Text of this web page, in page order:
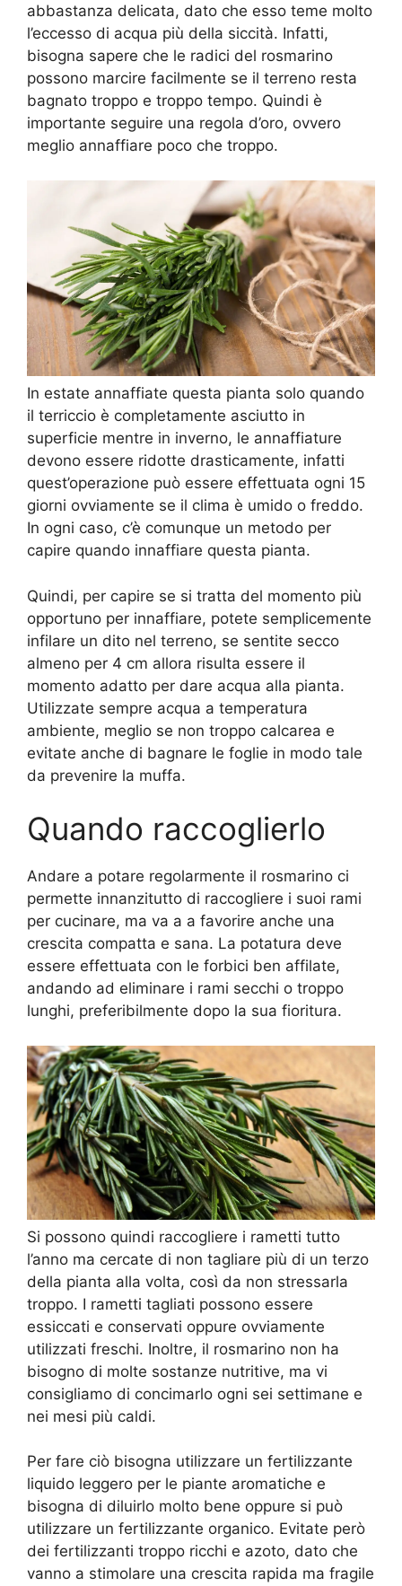
abbastanza delicata, dato che esso teme molto
l’eccesso di acqua più della siccità. Infatti,
bisogna sapere che le radici del rosmarino
possono marcire facilmente se il terreno resta
bagnato troppo e troppo tempo. Quindi è
importante seguire una regola d’oro, ovvero
meglio annaffiare poco che troppo.
In estate annaffiate questa pianta solo quando
il terriccio è completamente asciutto in
superficie mentre in inverno, le annaffiature
devono essere ridotte drasticamente, infatti
quest’operazione può essere effettuata ogni 15
giorni ovviamente se il clima è umido o freddo.
In ogni caso, c’è comunque un metodo per
capire quando innaffiare questa pianta.
Quindi, per capire se si tratta del momento più
opportuno per innaffiare, potete semplicemente
infilare un dito nel terreno, se sentite secco
almeno per 4 cm allora risulta essere il
momento adatto per dare acqua alla pianta.
Utilizzate sempre acqua a temperatura
ambiente, meglio se non troppo calcarea e
evitate anche di bagnare le foglie in modo tale
da prevenire la muffa.
Quando raccoglierlo
Andare a potare regolarmente il rosmarino ci
permette innanzitutto di raccogliere i suoi rami
per cucinare, ma va a a favorire anche una
crescita compatta e sana. La potatura deve
essere effettuata con le forbici ben affilate,
andando ad eliminare i rami secchi o troppo
lunghi, preferibilmente dopo la sua fioritura.
Si possono quindi raccogliere i rametti tutto
l’anno ma cercate di non tagliare più di un terzo
della pianta alla volta, così da non stressarla
troppo. I rametti tagliati possono essere
essiccati e conservati oppure ovviamente
utilizzati freschi. Inoltre, il rosmarino non ha
bisogno di molte sostanze nutritive, ma vi
consigliamo di concimarlo ogni sei settimane e
nei mesi più caldi.
Per fare ciò bisogna utilizzare un fertilizzante
liquido leggero per le piante aromatiche e
bisogna di diluirlo molto bene oppure si può
utilizzare un fertilizzante organico. Evitate però
dei fertilizzanti troppo ricchi e azoto, dato che
vanno a stimolare una crescita rapida ma fragile